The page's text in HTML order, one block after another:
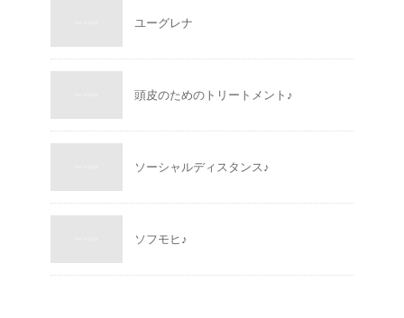
ユーグレナ
頭皮のためのトリートメント♪
ソーシャルディスタンス♪
ソフモヒ♪